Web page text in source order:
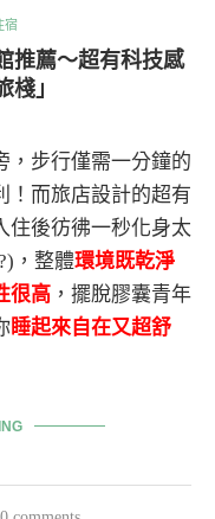
宿
推薦～超有科技感
棧」
，步行僅需一分鐘的
！而旅店設計的超有
住後彷彿一秒化身太
，整體環境既乾淨
很高 ，擺脫膠囊青年
睡起來自在又超舒